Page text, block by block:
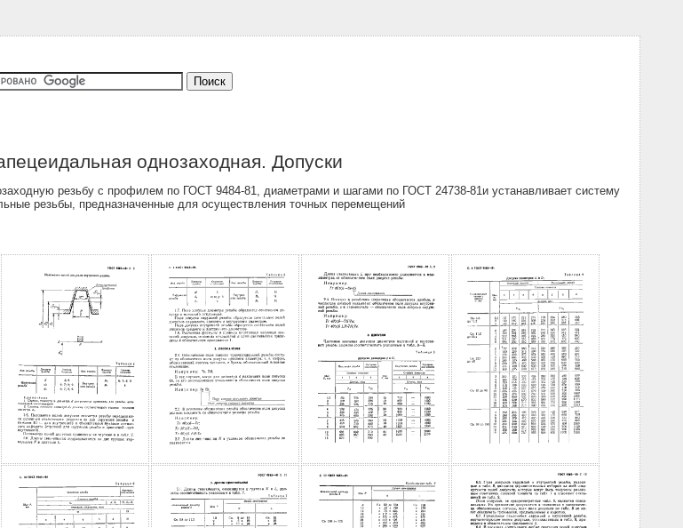
однозаходная. Допуски
резьбу с профилем по ГОСТ 9484-81, диаметрами и шагами по ГОСТ 24738-81и устанавливает систему
резьбы, предназначенные для осуществления точных перемещений